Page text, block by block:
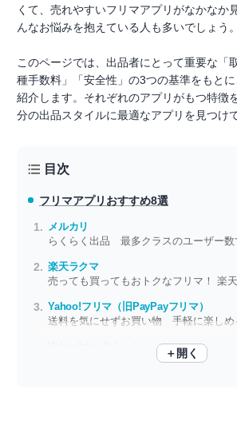
くて、売れやすいフリマアプリがなかな
んなお悩みを抱えている人も多いでしょう。
このページでは、出品者にとって重要な「
種手数料」「安全性」の3つの基準をもと
紹介します。それぞれのアプリがもつ特徴
分の出品スタイルに最適なアプリを見つけ
目次
フリマアプリ おすすめ8選
メルカリ
楽天ラクマ
Yahoo!フリマ（旧PayPayフリマ）
＋開く